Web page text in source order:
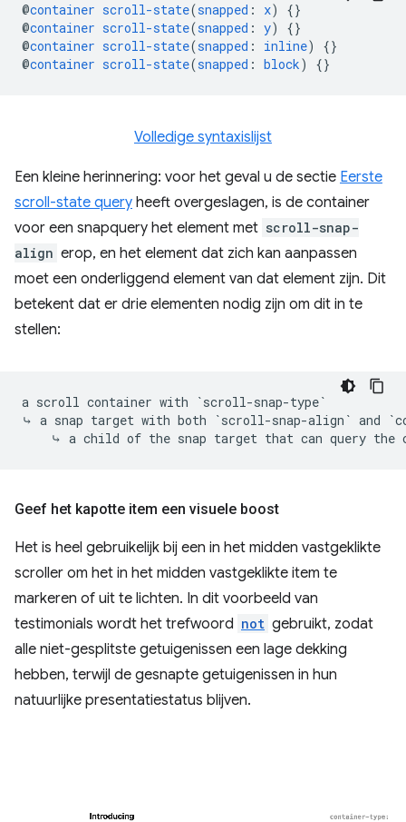
@container scroll-state(snapped : x)
{}
@container scroll-state(snapped : y)
{}
@container scroll-state(snapped : inline)
{}
@container scroll-state(snapped : block) {}
Volledige syntaxislijst
Een kleine herinnering: voor het geval u de sectie Eerste
scroll-state query heeft overgeslagen, is de container
voor een snapquery het element met scroll-snap-
align erop, en het element dat zich kan aanpassen
moet een onderliggend element van dat element zijn. Dit
betekent dat er drie elementen nodig zijn om dit in te
stellen:
a scroll container with `scroll-snap-type`
⤷ a snap target with both `scroll-snap-align` and
Geef het kapotte item een ​​visuele boost
Het is heel gebruikelijk bij een in het midden vastgeklikte
scroller om het in het midden vastgeklikte item te
markeren of uit te lichten. In dit voorbeeld van
testimonials wordt het trefwoord not gebruikt, zodat
alle niet-gesplitste getuigenissen een lage dekking
hebben, terwijl de gesnapte getuigenissen in hun
natuurlijke presentatiestatus blijven.